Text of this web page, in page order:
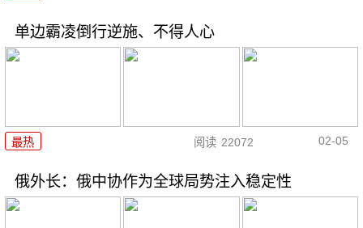
单边霸凌倒行逆施、不得人心
最热 阅读 22072 02-05
俄外长：俄中协作为全球局势注入稳定性